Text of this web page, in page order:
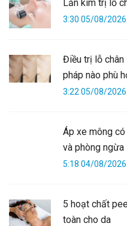
Lăn kim trị lỗ
3:30 05/08/2026
Điều trị lỗ chân
pháp nào phù
3:22 05/08/2026
Áp xe mông
và phòng ngừa
5:18 04/08/2026
5 hoạt chất
toàn cho da